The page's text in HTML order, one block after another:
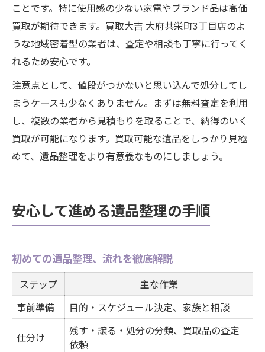
ことです。特に使用感の少ない家電やブランド品は高価
買取が期待できます。買取大吉 大府共栄町3丁目店のよ
うな地域密着型の業者は、査定や相談も丁寧に行ってく
れるため安心です。
注意点として、値段がつかないと思い込んで処分してし
まうケースも少なくありません。まずは無料査定を利用
し、複数の業者から見積もりを取ることで、納得のいく
買取が可能になります。買取可能な遺品をしっかり見極
めて、遺品整理をより有意義なものにしましょう。
安心して進める遺品整理の手順
初めての遺品整理、流れを徹底解説
ステップ
主な作業
事前準備
目的・スケジュール決定、家族と相談
仕分け
残す・譲る・処分の分類、買取品の査定
依頼